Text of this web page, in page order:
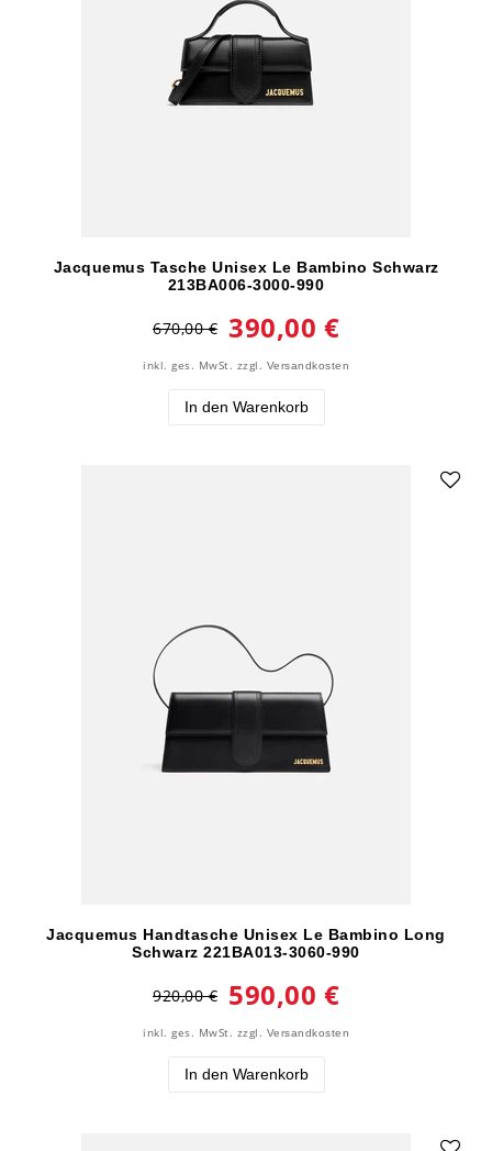
Jacquemus Tasche Unisex Le Bambino Schwarz
213BA006-3000-990
670,00 € 390,00 €
inkl. ges. MwSt. zzgl. Versandkosten
In den Warenkorb
Jacquemus Handtasche Unisex Le Bambino Long
Schwarz 221BA013-3060-990
920,00 € 590,00 €
inkl. ges. MwSt. zzgl. Versandkosten
In den Warenkorb